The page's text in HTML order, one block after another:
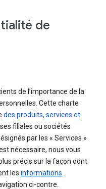
de
de l’importance de la
Cette charte
des produits, services et
filiales ou sociétés
par les « Services »
nécessaire, nous vous
précis sur la façon dont
les informations
ci-contre.